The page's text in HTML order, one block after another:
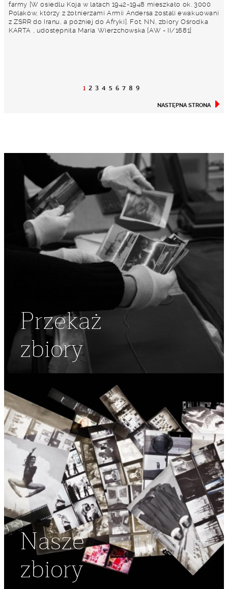
farmy [W osiedlu Koja w latach 1942-1948 mieszkało ok. 3000
Polaków, którzy z żołnierzami Armii Andersa zostali ewakuowani
z ZSRR do Iranu, a później do Afryki]. Fot. NN, zbiory Ośrodka
KARTA , udostępniła Maria Wierzchowska [AW - II/1681]
1 2 3 4 5 6 7 8 9
NASTĘPNA STRONA
Przekaż
zbiory
Nasze
zbiory